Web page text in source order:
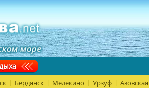
Бердянск Мелекино Урзуф